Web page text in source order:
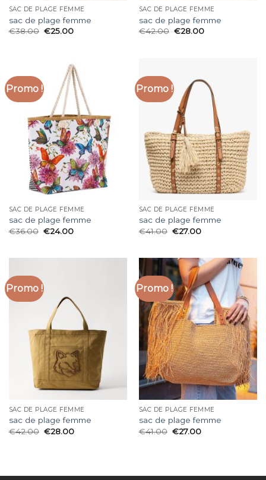
SAC DE PLAGE FEMME
sac de plage femme
€38.00 €25.00
SAC DE PLAGE FEMME
sac de plage femme
€42.00 €28.00
Promo !
SAC DE PLAGE FEMME
sac de plage femme
€36.00 €24.00
Promo !
SAC DE PLAGE FEMME
sac de plage femme
€41.00 €27.00
Promo !
SAC DE PLAGE FEMME
sac de plage femme
€42.00 €28.00
Promo !
SAC DE PLAGE FEMME
sac de plage femme
€41.00 €27.00